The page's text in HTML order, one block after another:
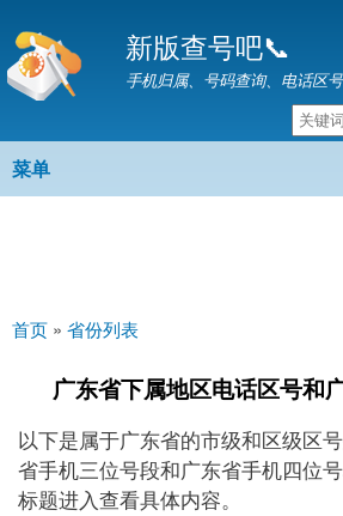
转
到
要
容
新版查号吧📞
手机归属、号码查询、电话区
主菜单
菜单
你在这里
首页 » 省份列表
广东省下属地区电话区号和
以下是属于广东省的市级和区级区
省手机三位号段和广东省手机四位
标题进入查看具体内容。